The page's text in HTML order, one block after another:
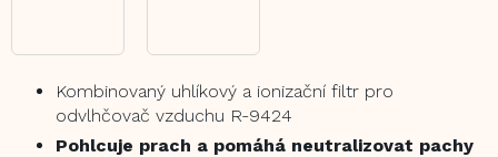
Kombinovaný uhlíkový a ionizační filtr pro
odvlhčovač vzduchu R-9424
Pohlcuje prach a pomáhá neutralizovat pachy